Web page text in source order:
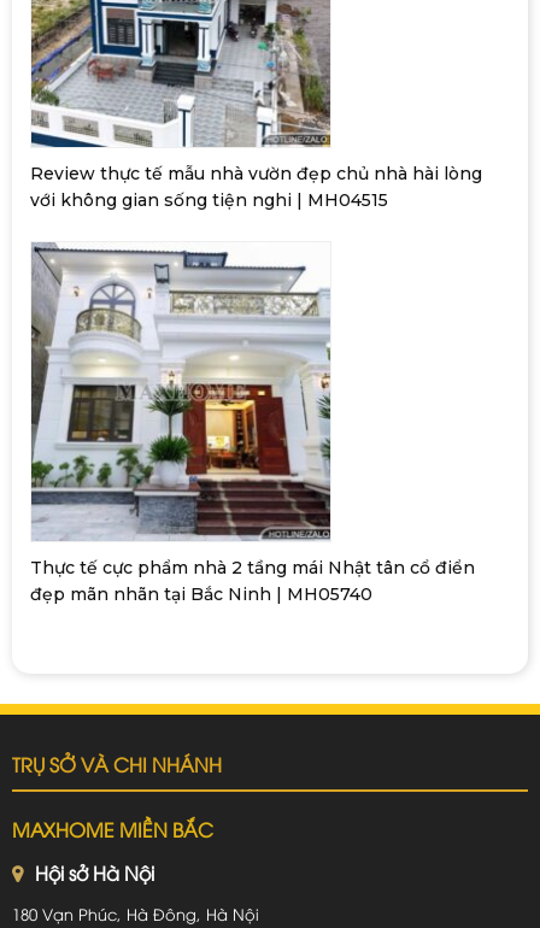
Review thực tế mẫu nhà vườn đẹp chủ nhà hài lòng
với không gian sống tiện nghi | MH04515
Thực tế cực phẩm nhà 2 tầng mái Nhật tân cổ điển
đẹp mãn nhãn tại Bắc Ninh | MH05740
TRỤ SỞ VÀ CHI NHÁNH
MAXHOME MIỀN BẮC
Hội sở Hà Nội
180 Vạn Phúc, Hà Đông, Hà Nội